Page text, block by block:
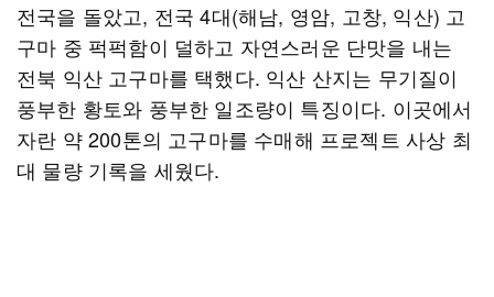
전국을 돌았고, 전국 4대(해남, 영암, 고창, 익산) 고
구마 중 퍽퍽함이 덜하고 자연스러운 단맛을 내는
전북 익산 고구마를 택했다. 익산 산지는 무기질이
풍부한 황토와 풍부한 일조량이 특징이다. 이곳에서
자란 약 200톤의 고구마를 수매해 프로젝트 사상 최
대 물량 기록을 세웠다.